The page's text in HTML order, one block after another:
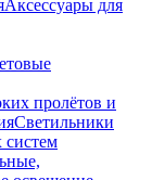
Аксессуары для
пролётов и
Светильники
систем